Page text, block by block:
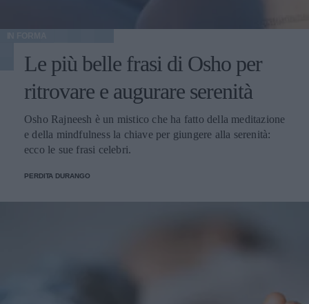
Le più belle frasi di Osho per
ritrovare e augurare serenità
Osho Rajneesh è un mistico che ha fatto della meditazione
e della mindfulness la chiave per giungere alla serenità:
ecco le sue frasi celebri.
PERDITA DURANGO